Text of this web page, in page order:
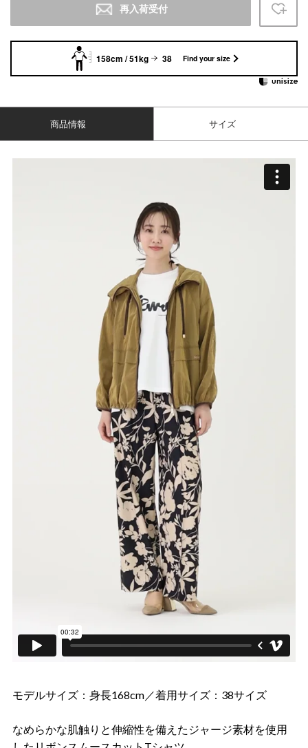
再入荷受付
158cm / 51kg 38 Find your size
商品情報 サイズ
モデルサイズ：身長168cm／着用サイズ：38サイズ
なめらかな肌触りと伸縮性を備えたジャージ素材を使用